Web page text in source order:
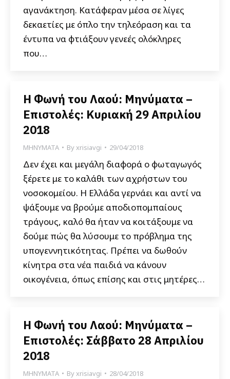
αγανάκτηση. Κατάφεραν μέσα σε λίγες
δεκαετίες με όπλο την τηλεόραση και τα
έντυπα να φτιάξουν γενεές ολόκληρες
που…
Η Φωνή του Λαού: Μηνύματα –
Επιστολές: Κυριακή 29 Απριλίου
2018
ΜΗΝΥΜΑΤΑ Byxrisiavgi 29/04/2018
Δεν έχει και μεγάλη διαφορά ο φωταγωγός
ξέρετε με το καλάθι των αχρήστων του
νοσοκομείου. Η Ελλάδα γερνάει και αντί να
ψάξουμε να βρούμε αποδιοπομπαίους
τράγους, καλό θα ήταν να κοιτάξουμε να
δούμε πώς θα λύσουμε το πρόβλημα της
υπογεννητικότητας. Πρέπει να δωθούν
κίνητρα στα νέα παιδιά να κάνουν
οικογένεια, όπως επίσης και στις μητέρες…
Η Φωνή του Λαού: Μηνύματα –
Επιστολές: Σάββατο 28 Απριλίου
2018
ΜΗΝΥΜΑΤΑ Byxrisiavgi 28/04/2018